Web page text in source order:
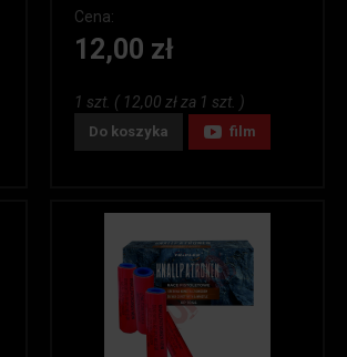
Cena:
12,00 zł
1 szt. ( 12,00 zł za 1 szt. )
Do koszyka film